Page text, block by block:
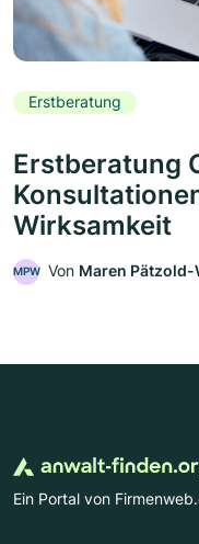
Erstberatung
Erstberatung
Wirksamkeit
MPW Von Maren
Ein Portal von